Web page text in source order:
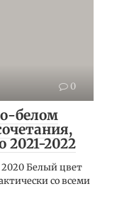
0
белом
2021-2022
Белый цвет
со всеми